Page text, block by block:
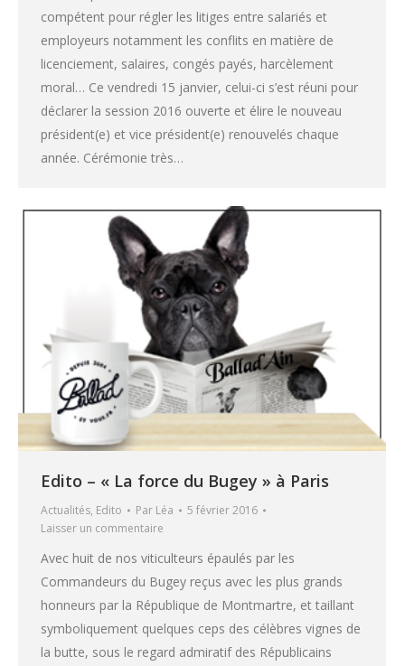
compétent pour régler les litiges entre salariés et
employeurs notamment les conflits en matière de
licenciement, salaires, congés payés, harcèlement
moral… Ce vendredi 15 janvier, celui-ci s’est réuni pour
déclarer la session 2016 ouverte et élire le nouveau
président(e) et vice président(e) renouvelés chaque
année. Cérémonie très…
Edito – « La force du Bugey » à Paris
Actualités, Edito Par Léa
5 février 2016
Laisser un commentaire
Avec huit de nos viticulteurs épaulés par les
Commandeurs du Bugey reçus avec les plus grands
honneurs par la République de Montmartre, et taillant
symboliquement quelques ceps des célèbres vignes de
la butte, sous le regard admiratif des Républicains